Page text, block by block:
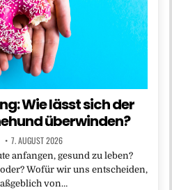
Wie lässt sich der
überwinden?
7. AUGUST 2026
anfangen, gesund zu leben?
Wofür wir uns entscheiden,
von…